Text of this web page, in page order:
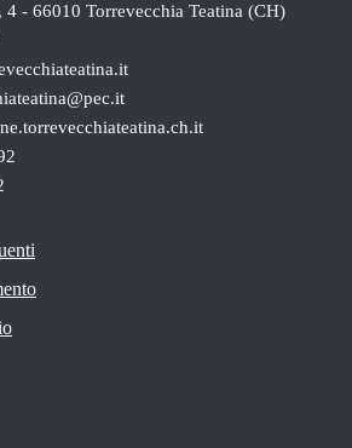
4 - 66010 Torrevecchia Teatina (CH)